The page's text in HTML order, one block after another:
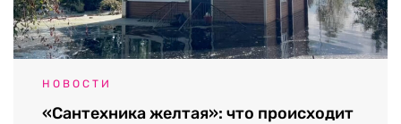
НОВОСТИ
«Сантехника желтая»: что происходит